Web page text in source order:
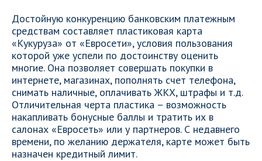
Достойную конкуренцию банковским платежным
средствам составляет пластиковая карта
«Кукуруза» от «Евросети», условия пользования
которой уже успели по достоинству оценить
многие. Она позволяет совершать покупки в
интернете, магазинах, пополнять счет телефона,
снимать наличные, оплачивать ЖКХ, штрафы и т.д.
Отличительная черта пластика – возможность
накапливать бонусные баллы и тратить их в
салонах «Евросеть» или у партнеров. С недавнего
времени, по желанию держателя, карте может быть
назначен кредитный лимит.